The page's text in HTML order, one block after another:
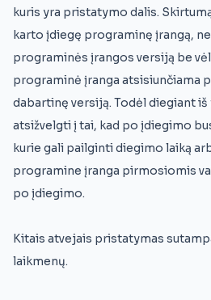
kuris yra pristatymo dalis.
karto įdiegę programinę įrangą,
programinės įrangos versiją be
programinė įranga atsisiunčiama
dabartinę versiją. Todėl diegiant
atsižvelgti į tai, kad po įdiegimo
kurie gali pailginti diegimo laiką
programine įranga pirmosiomis
po įdiegimo.
Kitais atvejais pristatymas
laikmenų.